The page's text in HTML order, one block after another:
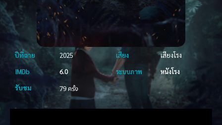
ปีที่ฉาย 2025 เสียง
เสียงโรง
IMDb
6.0 ระบบภาพ
หนังโรง
รับชม
79 ครั้ง